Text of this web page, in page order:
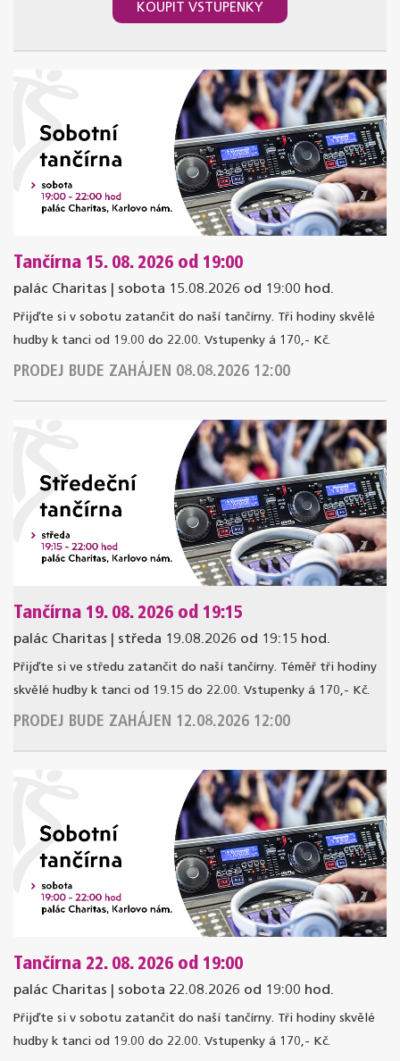
KOUPIT VSTUPENKY
Tančírna 15. 08. 2026 od 19:00
palác Charitas | sobota 15.08.2026 od 19:00 hod.
Přijďte si v sobotu zatančit do naší tančírny. Tři hodiny skvělé
hudby k tanci od 19.00 do 22.00. Vstupenky á 170,- Kč.
PRODEJ BUDE ZAHÁJEN 08.08.2026 12:00
Tančírna 19. 08. 2026 od 19:15
palác Charitas | středa 19.08.2026 od 19:15 hod.
Přijďte si ve středu zatančit do naší tančírny. Téměř tři hodiny
skvělé hudby k tanci od 19.15 do 22.00. Vstupenky á 170,- Kč.
PRODEJ BUDE ZAHÁJEN 12.08.2026 12:00
Tančírna 22. 08. 2026 od 19:00
palác Charitas | sobota 22.08.2026 od 19:00 hod.
Přijďte si v sobotu zatančit do naší tančírny. Tři hodiny skvělé
hudby k tanci od 19.00 do 22.00. Vstupenky á 170,- Kč.